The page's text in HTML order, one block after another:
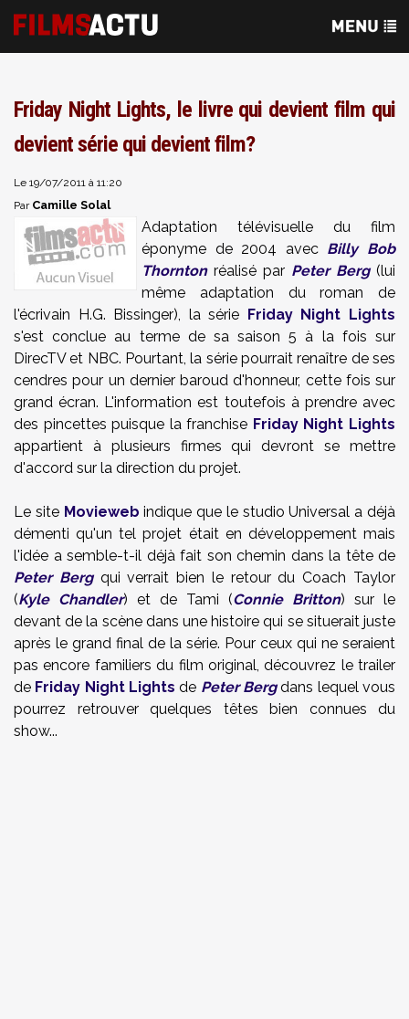
Friday Night Lights, le livre qui devient film qui
devient série qui devient film?
Le 19/07/2011 à 11:20
Par Camille Solal
Adaptation télévisuelle du film
éponyme de 2004 avec Billy Bob
Thorntonréalisé par Peter Berg(lui
même adaptation du roman de
l'écrivain H.G. Bissinger), la série Friday Night Lights
s'est conclue au terme de sa saison 5 à la fois sur
DirecTV et NBC. Pourtant, la série pourrait renaître de ses
cendres pour un dernier baroud d'honneur, cette fois sur
grand écran. L'information est toutefois à prendre avec
des pincettes puisque la franchise Friday Night Lights
appartient à plusieurs firmes qui devront se mettre
d'accord sur la direction du projet.
Le site Movieweb indique que le studio Universal a déjà
démenti qu'un tel projet était en développement mais
l'idée a semble-t-il déjà fait son chemin dans la tête de
Peter Bergqui verrait bien le retour du Coach Taylor
(Kyle Chandler) et de Tami (Connie Britton) sur le
devant de la scène dans une histoire qui se situerait juste
après le grand final de la série. Pour ceux qui ne seraient
pas encore familiers du film original, découvrez le trailer
de Friday Night Lights de Peter Bergdans lequel vous
pourrez retrouver quelques têtes bien connues du
show...